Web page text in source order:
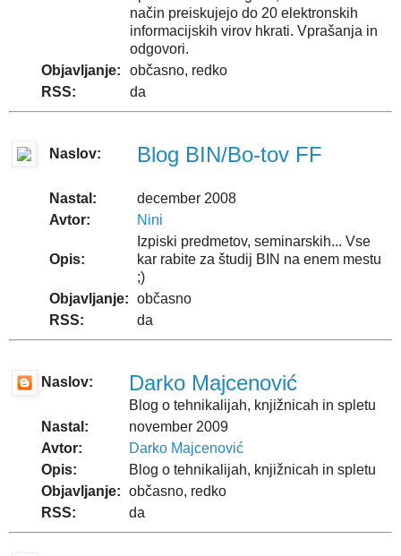
način preiskujejo do 20 elektronskih
informacijskih virov hkrati. Vprašanja in
odgovori.
Objavljanje:
občasno, redko
RSS:
da
Naslov: Blog BIN/Bo-tov FF
Nastal:
december 2008
Avtor:
Nini
Opis:
Izpiski predmetov, seminarskih... Vse
kar rabite za študij BIN na enem mestu
;)
Objavljanje: občasno
RSS:
da
Naslov: Darko Majcenović
Blog o tehnikalijah, knjižnicah in spletu
Nastal:
november 2009
Avtor:
Darko Majcenović
Opis:
Blog o tehnikalijah, knjižnicah in spletu
Objavljanje: občasno, redko
RSS:
da